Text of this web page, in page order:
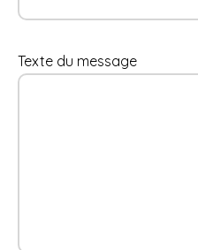
Texte du message